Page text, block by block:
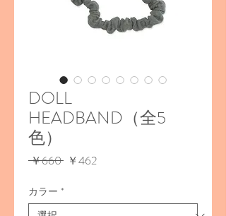
DOLL
HEADBAND（全5
色）
￥660 通
価
格
￥462セ
価
カラー *